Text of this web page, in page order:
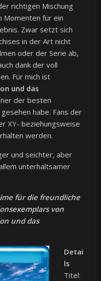
richtigen Mischung
Momenten für ein
Zwar setzt sich
in der Art nicht
oder der Serie ab,
dank der voll
Für mich ist
und das
der besten
habe. Fans der
XY- beziehungsweise
werden.
und seichter, aber
unterhaltsamer
für die freundliche
von
und das
Detai
ls
Titel: